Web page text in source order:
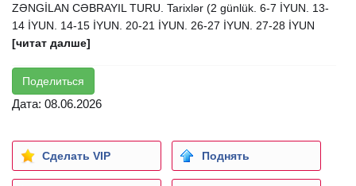
ZƏNGİLAN CƏBRAYIL TURU. Tarixlər (2 günlük. 6-7 İYUN. 13-
14 İYUN. 14-15 İYUN. 20-21 İYUN. 26-27 İYUN. 27-28 İYUN
[читат далше]
Поделиться
Дата: 08.06.2026
Сделать VIP Поднять